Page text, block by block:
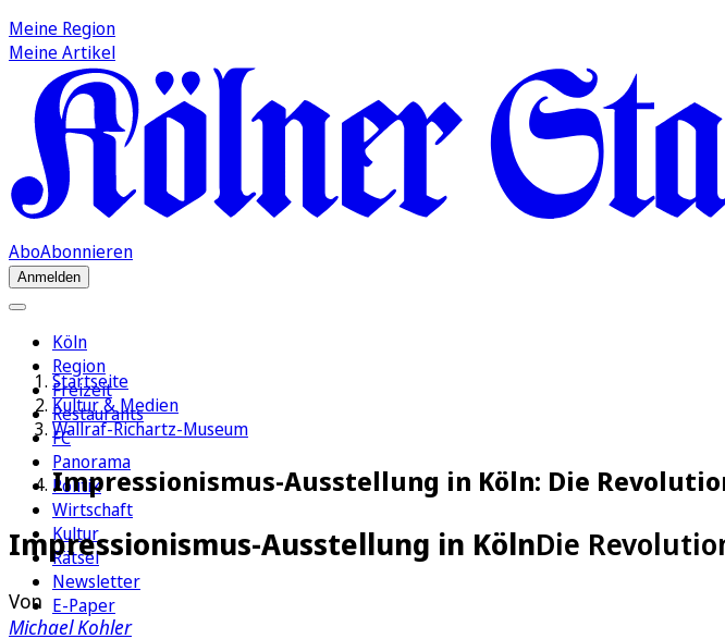
Meine Region
Meine Artikel
AboAbonnieren
Anmelden
Köln
Region
Freizeit
Restaurants
FC
Panorama
Politik
Wirtschaft
Kultur
Rätsel
Newsletter
E-Paper
Startseite
Kultur & Medien
Wallraf-Richartz-Museum
Impressionismus-Ausstellung in Köln: Die
Impressionismus-Ausstellung in KölnDie
Von
Michael Kohler